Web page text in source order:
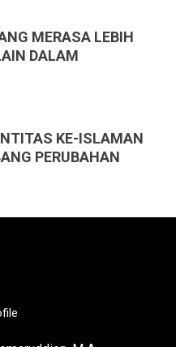
MERASA LEBIH
DALAM
KE-ISLAMAN
PERUBAHAN